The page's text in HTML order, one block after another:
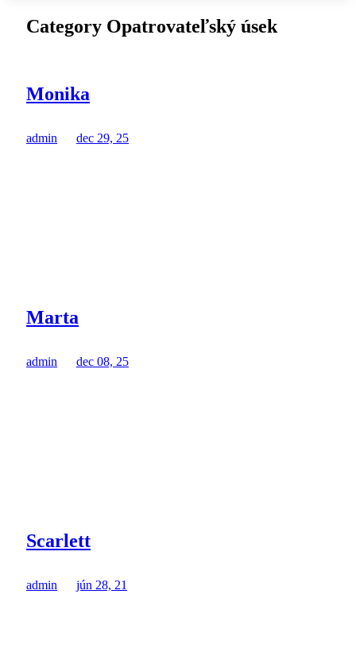
Category Opatrovateľský úsek
Monika
admin dec 29, 25
Marta
admin dec 08, 25
Scarlett
admin jún 28, 21